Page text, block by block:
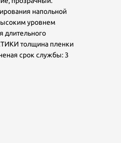
напольной
уровнем
длительного
толщина пленки
срок службы: 3